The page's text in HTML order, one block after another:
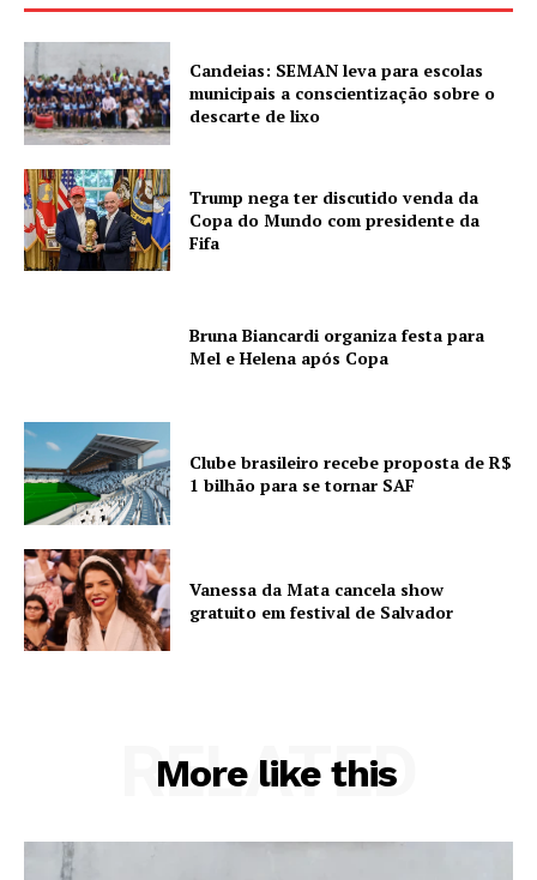
Candeias: SEMAN leva para escolas
municipais a conscientização sobre o
descarte de lixo
Trump nega ter discutido venda da
Copa do Mundo com presidente da
Fifa
Bruna Biancardi organiza festa para
Mel e Helena após Copa
Clube brasileiro recebe proposta de R$
1 bilhão para se tornar SAF
Vanessa da Mata cancela show
gratuito em festival de Salvador
More like this
RELATED